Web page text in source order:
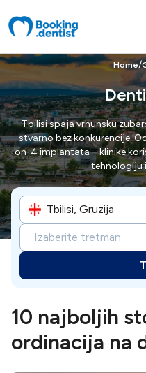
Home/
Tbilisi spaja vrhunsku
stvarno bez konkurencije.
on-4 implantata – klinike
tehnologiju
Tbilisi, Gruzija
Izaberite tretman
10 najboljih
ordinacija na